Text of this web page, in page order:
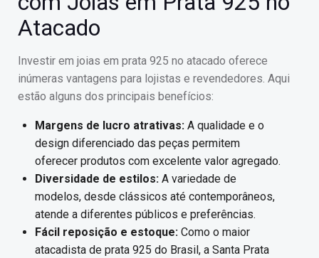
Atacado
Investir em joias em prata 925 no atacado oferece
inúmeras vantagens para lojistas e revendedores. Aqui
estão alguns dos principais benefícios:
Margens de lucro atrativas: A qualidade e o
design diferenciado das peças permitem
oferecer produtos com excelente valor agregado.
Diversidade de estilos: A variedade de
modelos, desde clássicos até contemporâneos,
atende a diferentes públicos e preferências.
Fácil reposição e estoque: Como o maior
atacadista de prata 925 do Brasil, a Santa Prata